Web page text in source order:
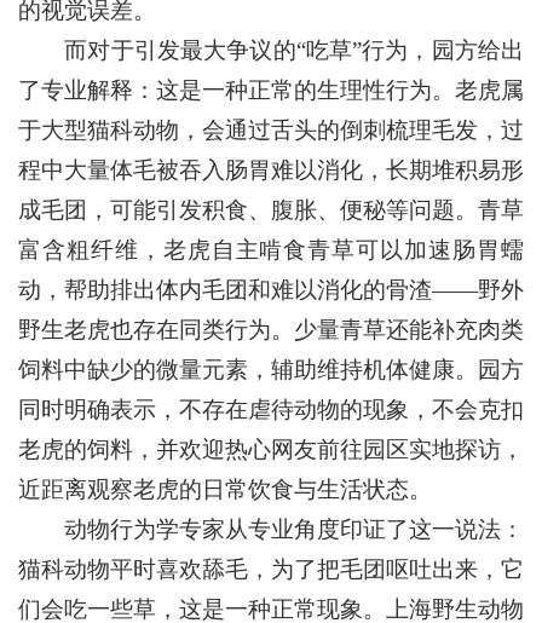
的视觉误差。
而对于引发最大争议的“吃草”行为，园方给出
了专业解释：这是一种正常的生理性行为。老虎属
于大型猫科动物，会通过舌头的倒刺梳理毛发，过
程中大量体毛被吞入肠胃难以消化，长期堆积易形
成毛团，可能引发积食、腹胀、便秘等问题。青草
富含粗纤维，老虎自主啃食青草可以加速肠胃蠕
动，帮助排出体内毛团和难以消化的骨渣——野外
野生老虎也存在同类行为。少量青草还能补充肉类
饲料中缺少的微量元素，辅助维持机体健康。园方
同时明确表示，不存在虐待动物的现象，不会克扣
老虎的饲料，并欢迎热心网友前往园区实地探访，
近距离观察老虎的日常饮食与生活状态。
动物行为学专家从专业角度印证了这一说法：
猫科动物平时喜欢舔毛，为了把毛团呕吐出来，它
们会吃一些草，这是一种正常现象。上海野生动物